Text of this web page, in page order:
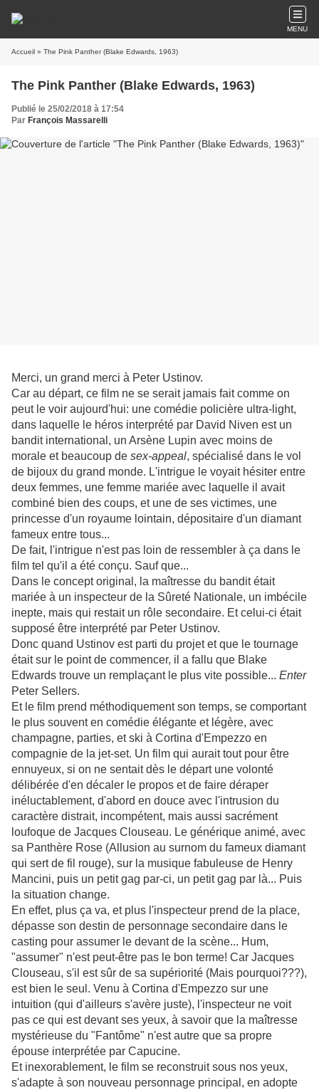
MENU
Accueil » The Pink Panther (Blake Edwards, 1963)
The Pink Panther (Blake Edwards, 1963)
Publié le 25/02/2018 à 17:54
Par François Massarelli
Merci, un grand merci à Peter Ustinov.
Car au départ, ce film ne se serait jamais fait comme on
peut le voir aujourd'hui: une comédie policière ultra-light,
dans laquelle le héros interprété par David Niven est un
bandit international, un Arsène Lupin avec moins de
morale et beaucoup de sex-appeal, spécialisé dans le vol
de bijoux du grand monde. L'intrigue le voyait hésiter entre
deux femmes, une femme mariée avec laquelle il avait
combiné bien des coups, et une de ses victimes, une
princesse d'un royaume lointain, dépositaire d'un diamant
fameux entre tous...
De fait, l'intrigue n'est pas loin de ressembler à ça dans le
film tel qu'il a été conçu. Sauf que...
Dans le concept original, la maîtresse du bandit était
mariée à un inspecteur de la Sûreté Nationale, un imbécile
inepte, mais qui restait un rôle secondaire. Et celui-ci était
supposé être interprété par Peter Ustinov.
Donc quand Ustinov est parti du projet et que le tournage
était sur le point de commencer, il a fallu que Blake
Edwards trouve un remplaçant le plus vite possible... Enter
Peter Sellers.
Et le film prend méthodiquement son temps, se comportant
le plus souvent en comédie élégante et légère, avec
champagne, parties, et ski à Cortina d'Empezzo en
compagnie de la jet-set. Un film qui aurait tout pour être
ennuyeux, si on ne sentait dès le départ une volonté
délibérée d'en décaler le propos et de faire déraper
inéluctablement, d'abord en douce avec l'intrusion du
caractère distrait, incompétent, mais aussi sacrément
loufoque de Jacques Clouseau. Le générique animé, avec
sa Panthère Rose (Allusion au surnom du fameux diamant
qui sert de fil rouge), sur la musique fabuleuse de Henry
Mancini, puis un petit gag par-ci, un petit gag par là... Puis
la situation change.
En effet, plus ça va, et plus l'inspecteur prend de la place,
dépasse son destin de personnage secondaire dans le
casting pour assumer le devant de la scène... Hum,
"assumer" n'est peut-être pas le bon terme! Car Jacques
Clouseau, s'il est sûr de sa supériorité (Mais pourquoi???),
est bien le seul. Venu à Cortina d'Empezzo sur une
intuition (qui d'ailleurs s'avère juste), l'inspecteur ne voit
pas ce qui est devant ses yeux, à savoir que la maîtresse
mystérieuse du "Fantôme" n'est autre que sa propre
épouse interprétée par Capucine.
Et inexorablement, le film se reconstruit sous nos yeux,
s'adapte à son nouveau personnage principal, en adopte